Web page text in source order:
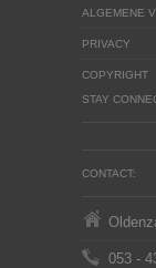
ALGEMENE
PRIVACY
COPYRIGHT
STAY
CONTACT:
053 -